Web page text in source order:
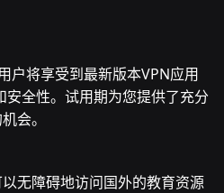
户将享受到最新版本VPN应用
全性。试用期为您提供了充分
会。
无障碍地访问国外的教育资源